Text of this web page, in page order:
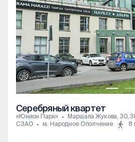
Серебряный квартет
«Юнион Парк»
Маршала Жукова, 30,
СЗАО
м. Народное Ополчение 8